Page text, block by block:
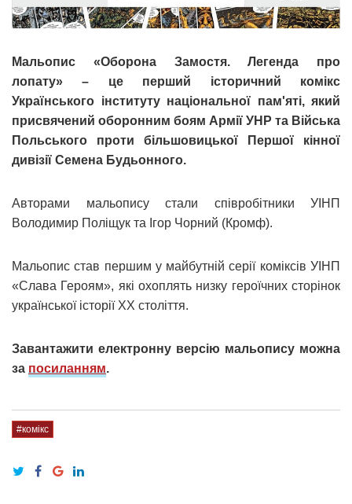
Мальопис «Оборона Замостя. Легенда про
лопату» – це перший історичний комікс
Українського інституту національної пам'яті, який
присвячений оборонним боям Армії УНР та Війська
Польського проти більшовицької Першої кінної
дивізії Семена Будьонного.
Авторами мальопису стали співробітники УІНП
Володимир Поліщук та Ігор Чорний (Кромф).
Мальопис став першим у майбутній серії коміксів УІНП
«Слава Героям», які охоплять низку героїчних сторінок
української історії XX століття.
Завантажити електронну версію мальопису можна
за посиланням.
#комікс